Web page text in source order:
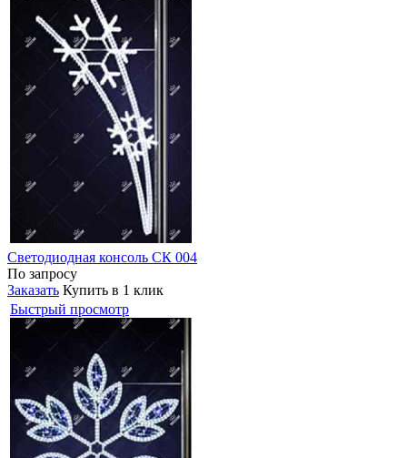
Светодиодная консоль СК 004
По запросу
Заказать Купить в 1 клик
Быстрый просмотр